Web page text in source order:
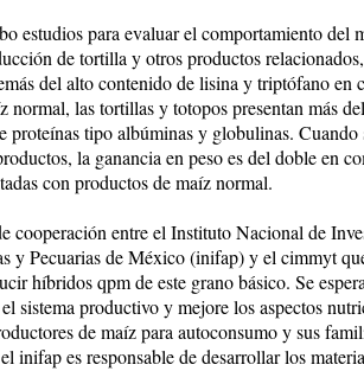
estudios para evaluar el compor­tamiento del
de tortilla y otros productos
del alto contenido de lisina y triptófano en
normal, las tortillas y totopos pre­sentan más
proteínas tipo albúminas y globulinas.
la ganancia en peso es del doble en
con productos de maíz normal.
cooperación entre el Instituto Na­cional de
y Pe­cua­rias de México (inifap) y el cimmyt
híbridos qpm de este grano básico. Se
sistema productivo y mejore los aspectos
de maíz para autoconsumo y sus
inifap es responsable de desarrollar los